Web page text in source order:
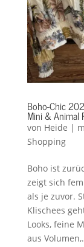
Boho-Chic
Mini & Animal
von Heide |
Shopping
Boho ist
zeigt sich
als je zuvor.
Klischees
Looks, feine
aus